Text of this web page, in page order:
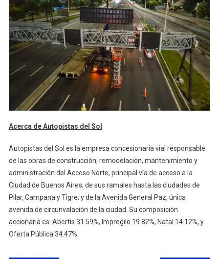
Acerca de Autopistas del Sol
Autopistas del Sol es la empresa concesionaria vial responsable
de las obras de construcción, remodelación, mantenimiento y
administración del Acceso Norte, principal vía de acceso a la
Ciudad de Buenos Aires; de sus ramales hasta las ciudades de
Pilar, Campana y Tigre; y de la Avenida General Paz, única
avenida de circunvalación de la ciudad. Su composición
accionaria es: Abertis 31.59%, Impregilo 19.82%, Natal 14.12%, y
Oferta Pública 34.47%.